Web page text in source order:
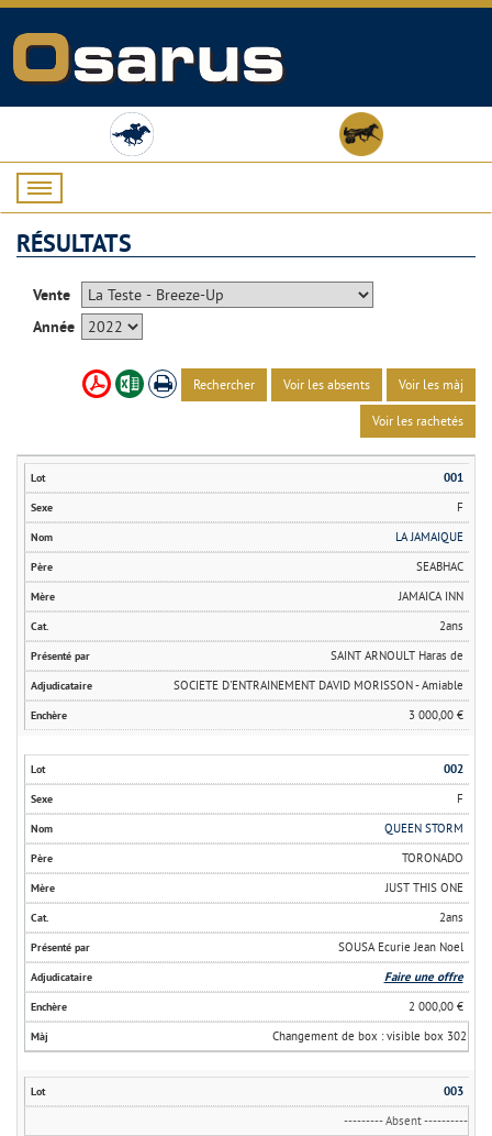
RÉSULTATS
Vente
Année
Rechercher Voir les absents Voir les màj
Voir les rachetés
001
F
LA JAMAIQUE
SEABHAC
JAMAICA INN
2ans
SAINT ARNOULT Haras de
SOCIETE D'ENTRAINEMENT DAVID MORISSON - Amiable
3 000,00 €
002
F
QUEEN STORM
TORONADO
JUST THIS ONE
2ans
SOUSA Ecurie Jean Noel
Faire une offre
2 000,00 €
Changement de box : visible box 302
003
--------- Absent ----------